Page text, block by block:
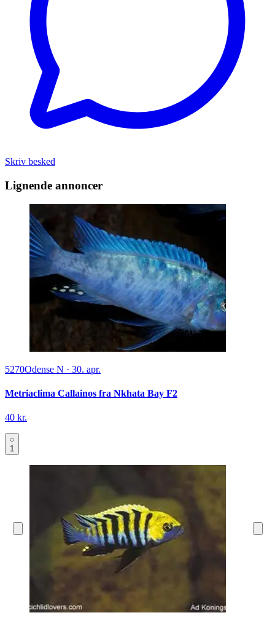
Skriv besked
Lignende annoncer
5270Odense N · 30. apr.
Metriaclima Callainos fra Nkhata Bay F2
40 kr.
1